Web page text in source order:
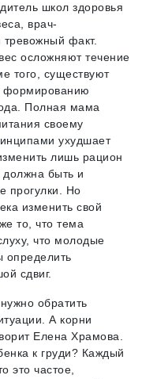
школ здоровья
врач-
факт.
осложняют течение
того, существуют
формированию
Полная мама
своему
ухудшает
лишь рацион
должна быть и
прогулки. Но
изменить свой
то, что тема
что молодые
определить
сдвиг.
обратить
А корни
Елена Храмова.
к груди? Каждый
это частое,